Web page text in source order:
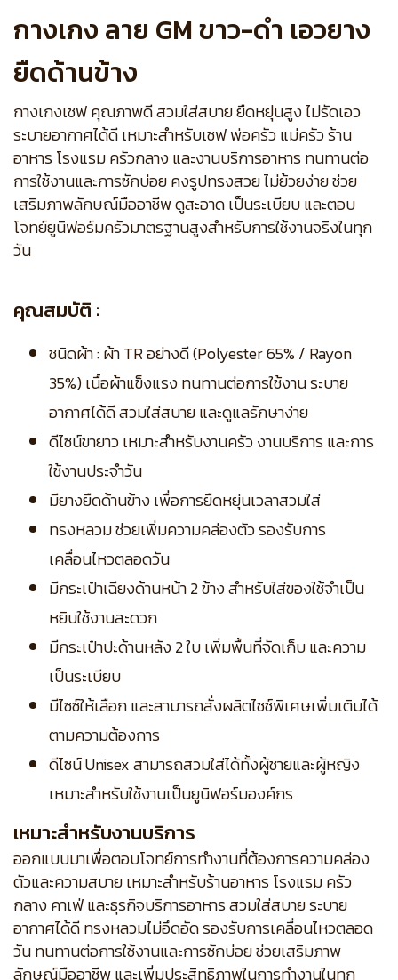
กางเกง ลาย GM ขาว-ดำ เอวยาง
ยืดด้านข้าง
กางเกงเชฟ คุณภาพดี สวมใส่สบาย ยืดหยุ่นสูง ไม่รัดเอว
ระบายอากาศได้ดี เหมาะสำหรับเชฟ พ่อครัว แม่ครัว ร้าน
อาหาร โรงแรม ครัวกลาง และงานบริการอาหาร ทนทานต่อ
การใช้งานและการซักบ่อย คงรูปทรงสวย ไม่ย้วยง่าย ช่วย
เสริมภาพลักษณ์มืออาชีพ ดูสะอาด เป็นระเบียบ และตอบ
โจทย์ยูนิฟอร์มครัวมาตรฐานสูงสำหรับการใช้งานจริงในทุก
วัน
คุณสมบัติ :
ชนิดผ้า : ผ้า TR อย่างดี (Polyester 65% / Rayon
35%) เนื้อผ้าแข็งแรง ทนทานต่อการใช้งาน ระบาย
อากาศได้ดี สวมใส่สบาย และดูแลรักษาง่าย
ดีไซน์ขายาว เหมาะสำหรับงานครัว งานบริการ และการ
ใช้งานประจำวัน
มียางยืดด้านข้าง เพื่อการยืดหยุ่นเวลาสวมใส่
ทรงหลวม ช่วยเพิ่มความคล่องตัว รองรับการ
เคลื่อนไหวตลอดวัน
มีกระเป๋าเฉียงด้านหน้า 2 ข้าง สำหรับใส่ของใช้จำเป็น
หยิบใช้งานสะดวก
มีกระเป๋าปะด้านหลัง 2 ใบ เพิ่มพื้นที่จัดเก็บ และความ
เป็นระเบียบ
มีไซซ์ให้เลือก และสามารถสั่งผลิตไซซ์พิเศษเพิ่มเติมได้
ตามความต้องการ
ดีไซน์ Unisex สามารถสวมใส่ได้ทั้งผู้ชายและผู้หญิง
เหมาะสำหรับใช้งานเป็นยูนิฟอร์มองค์กร
เหมาะสำหรับงานบริการ
ออกแบบมาเพื่อตอบโจทย์การทำงานที่ต้องการความคล่อง
ตัวและความสบาย เหมาะสำหรับร้านอาหาร โรงแรม ครัว
กลาง คาเฟ่ และธุรกิจบริการอาหาร สวมใส่สบาย ระบาย
อากาศได้ดี ทรงหลวมไม่อึดอัด รองรับการเคลื่อนไหวตลอด
วัน ทนทานต่อการใช้งานและการซักบ่อย ช่วยเสริมภาพ
ลักษณ์มืออาชีพ และเพิ่มประสิทธิภาพในการทำงานในทุก